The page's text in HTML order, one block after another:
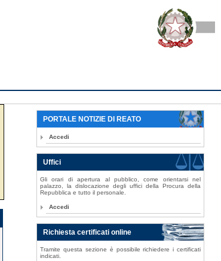
PORTALE NOTIZIE DI REATO
Accedi
Uffici
Gli orari di apertura al pubblico, come orientarsi nel
palazzo, la dislocazione degli uffici della Procura della
Repubblica e tutto il personale.
Accedi
Richiesta certificati online
Tramite questa sezione è possibile richiedere i certificati
indicati.